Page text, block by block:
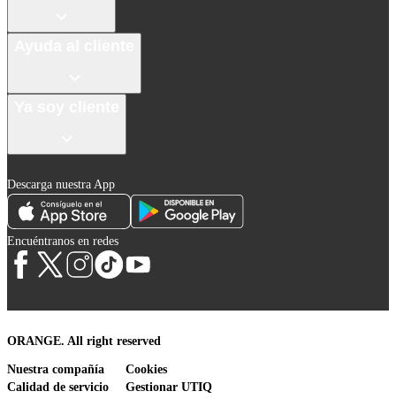
Descarga nuestra App
Encuéntranos en redes
ORANGE. All right reserved
Nuestra compañía
Calidad de servicio
Cookies
Gestionar UTIQ